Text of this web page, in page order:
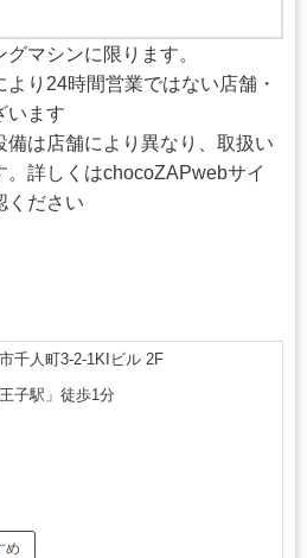
マシンに限ります。
り24時間営業ではない店舗・
います
は店舗により異なり、取扱い
詳しくはchocoZAPwebサイ
ください
千人町3-2-1KIビル 2F
子駅」徒歩1分
め